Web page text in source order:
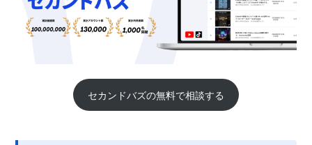
セカンドバズの無料で相談する